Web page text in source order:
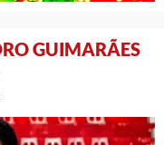
GUIMARÃES